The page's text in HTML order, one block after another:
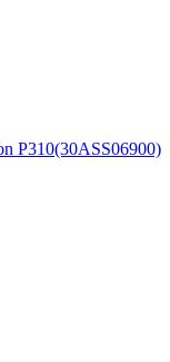
P310(30ASS06900)